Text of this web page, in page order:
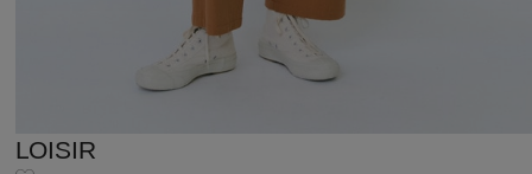
LOISIR